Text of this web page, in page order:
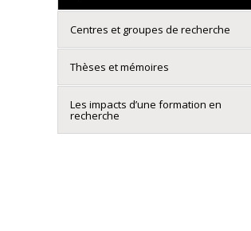
Centres et groupes de recherche
Thèses et mémoires
Les impacts d’une formation en
recherche